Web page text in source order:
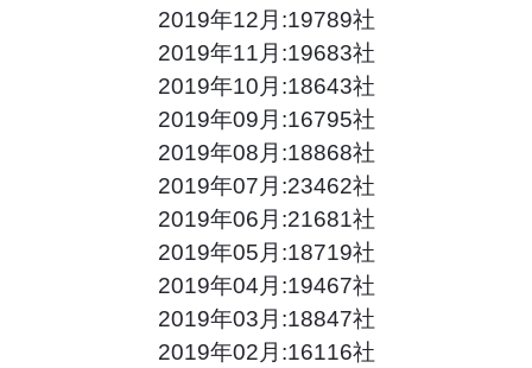
2019年12月:19789社
2019年11月:19683社
2019年10月:18643社
2019年09月:16795社
2019年08月:18868社
2019年07月:23462社
2019年06月:21681社
2019年05月:18719社
2019年04月:19467社
2019年03月:18847社
2019年02月:16116社